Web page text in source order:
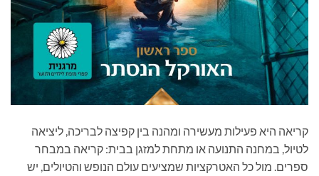
קריאה היא פעילות מעשירה ומהנה בין קפיצה לבריכה, ליציאה
לטיול, במחנה התנועה או מתחת למזגן בבית: קריאה במבחר
ספרים. מול כל האטרקציות שמציעים עולם הנופש והטיולים, יש